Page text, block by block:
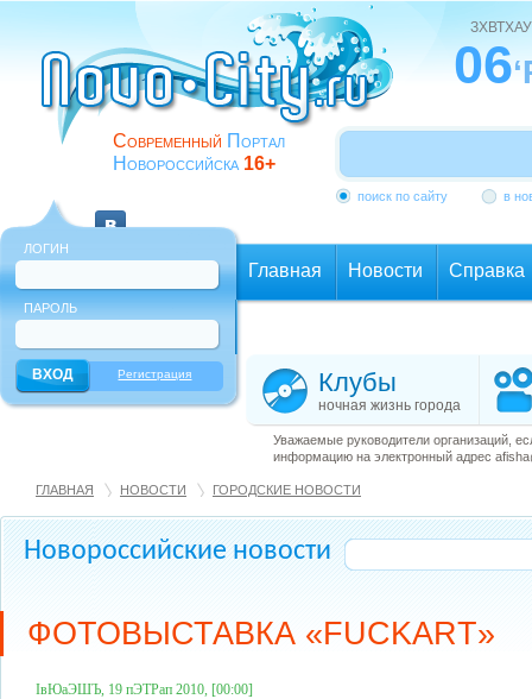
Современный Портал
Новороссийска 16+
ЗХВТХАУ
06
поиск по сайту в
ЛОГИН
ПАРОЛЬ
Регистрация
Главная Новости Справка
Клубы
ночная жизнь города
Уважаемые руководители организаций,
информацию на электронный адрес
ГЛАВНАЯ НОВОСТИ ГОРОДСКИЕ НОВОСТИ
Новороссийские новости
ФОТОВЫСТАВКА «FUCKART»
ІвЮаЭШЪ, 19 пЭТРап 2010, [00:00]